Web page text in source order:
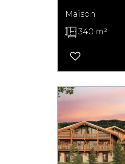
Maison
340 m²